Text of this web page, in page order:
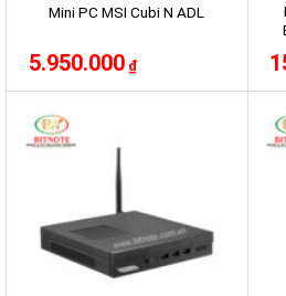
Mini PC MSI Cubi N ADL
5.950.000 ₫